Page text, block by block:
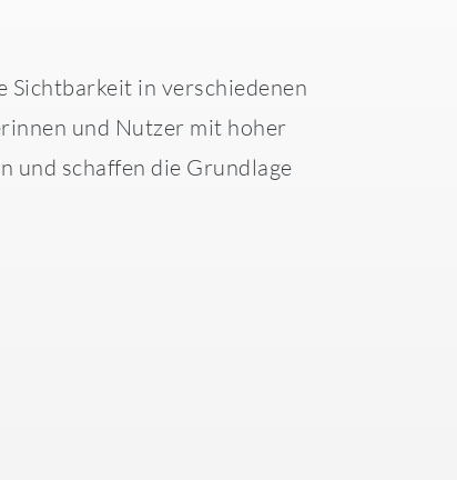
Sichtbarkeit in verschiedenen
und Nutzer mit hoher
und schaffen die Grundlage